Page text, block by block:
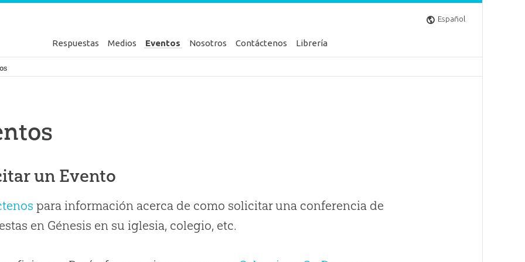
Español
Respuestas Medios Eventos Nosotros Contáctenos Librería
Génesis
un Evento
para información acerca de como solicitar una conferencia de
en Génesis en su iglesia, colegio, etc.